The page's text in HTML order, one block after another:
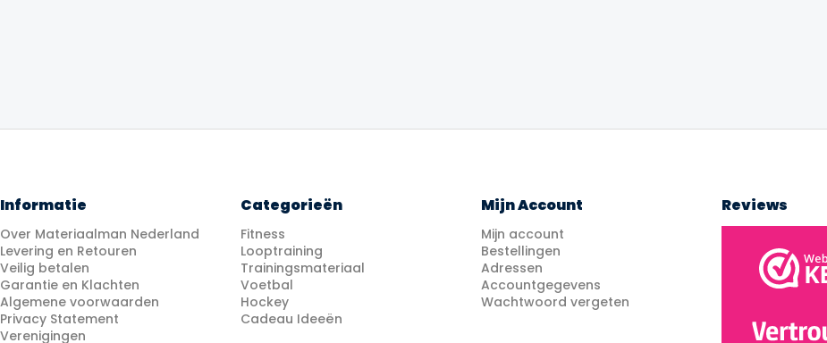
Informatie
Over Materiaalman Nederland
Levering en Retouren
Veilig betalen
Garantie en Klachten
Algemene voorwaarden
Privacy Statement
Verenigingen
Categorieën
Fitness
Looptraining
Trainingsmateriaal
Voetbal
Hockey
Cadeau Ideeën
Mijn Account
Mijn account
Bestellingen
Adressen
Accountgegevens
Wachtwoord vergeten
Reviews